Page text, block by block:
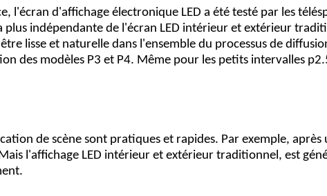
l'écran d'affichage électronique LED a été testé par les
plus indépendante de l'écran LED intérieur et extérieur
lisse et naturelle dans l'ensemble du processus de
des modèles P3 et P4. Même pour les petits intervalles
de scène sont pratiques et rapides. Par exemple,
l'affichage LED intérieur et extérieur traditionnel, est